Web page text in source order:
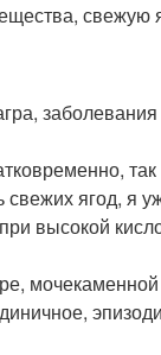
свежую
так
ягод, я
высокой